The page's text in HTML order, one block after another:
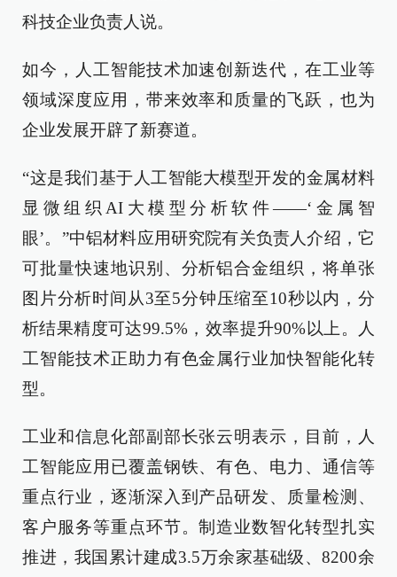
科技企业负责人说。
如今，人工智能技术加速创新迭代，在工业等
领域深度应用，带来效率和质量的飞跃，也为
企业发展开辟了新赛道。
“这是我们基于人工智能大模型开发的金属材料
显微组织AI大模型分析软件——‘金属智
眼’。”中铝材料应用研究院有关负责人介绍，它
可批量快速地识别、分析铝合金组织，将单张
图片分析时间从3至5分钟压缩至10秒以内，分
析结果精度可达99.5%，效率提升90%以上。人
工智能技术正助力有色金属行业加快智能化转
型。
工业和信息化部副部长张云明表示，目前，人
工智能应用已覆盖钢铁、有色、电力、通信等
重点行业，逐渐深入到产品研发、质量检测、
客户服务等重点环节。制造业数智化转型扎实
推进，我国累计建成3.5万余家基础级、8200余